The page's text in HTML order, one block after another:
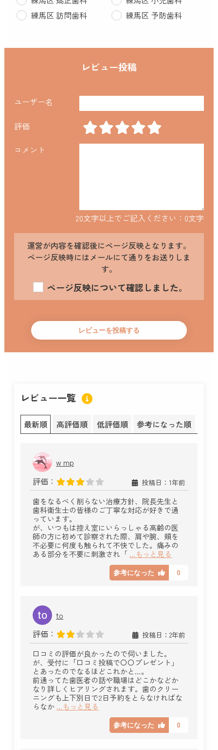
練馬区 訪問歯科
練馬区 予防歯科
レビュー投稿
ユーザー名
評価
コメント
20文字以上でご記入ください： 0文字
運営が内容を確認後にページ反映となります。
ページ反映時にはメールにて通りをお送りしま
す。
ページ反映について確認しました。
レビュー一覧
最新順 高評価順 低評価順 参考になった順
w mp
評価：
投稿日：1年前
歯をなるべく削らない治療方針、院長先生と
歯科衛生士の皆様のご丁寧な対応が好きで通
っています。
が、いつもは控え室にいらっしゃる高齢の医
師の方に初めて診察された際、肩や腕、頬を
不必要に何度も触られて不快でした。痛みの
ある部分を不要に刺激され「 ...もっと見る
参考になった 0
to
評価：
投稿日：2年前
口コミの評価が良かったので伺いました。
が、受付に「口コミ投稿で〇〇プレゼント」
とあったのでなるほどこれかと…。
前通ってた歯医者の話や職場はどこかなどか
なり詳しくヒアリングされます。歯のクリー
ニングも上下別日で2日予約をとらなければな
らなか ...もっと見る
参考になった 0